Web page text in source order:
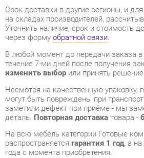
В любой момент до передачи заказа в
течение 7-ми дней после получения
изменить выборили принять решение
Несмотря на качественную упаковку,
могут быть повреждены при
заметили дефект при приёме - мы
деталь.Повторная доставкатовара -
На всю мебель категории Готовые
распространяетсягарантия 1 год, а на
года с момента приобретения.
Кабинет руководителя POINTEX Dublin
- это качественное изделие производства
соответствующее современному
стандарту.